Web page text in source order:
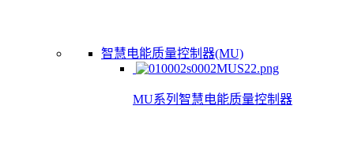
智慧电能质量控制器(MU)
MU系列智慧电能质量控制器